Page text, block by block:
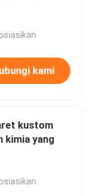
kami
kustom
kimia yang